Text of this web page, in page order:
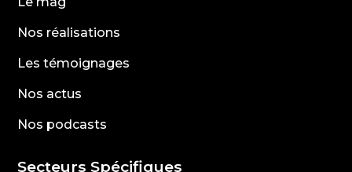
Nos réalisations
Les témoignages
Nos actus
Nos podcasts
Secteurs Spécifiques